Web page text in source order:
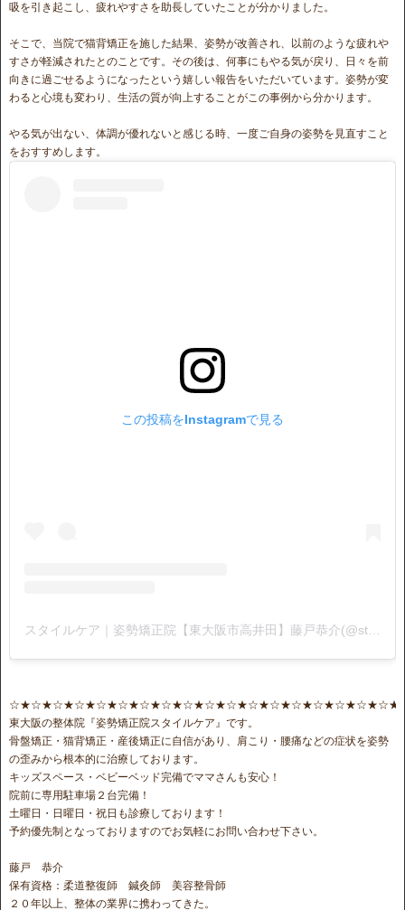
吸を引き起こし、疲れやすさを助長していたことが分かりました。
そこで、当院で猫背矯正を施した結果、姿勢が改善され、以前のような疲れや
すさが軽減されたとのことです。その後は、何事にもやる気が戻り、日々を前
向きに過ごせるようになったという嬉しい報告をいただいています。姿勢が変
わると心境も変わり、生活の質が向上することがこの事例から分かります。
やる気が出ない、体調が優れないと感じる時、一度ご自身の姿勢を見直すこと
をおすすめします。
この投稿をInstagramで見る
東大阪の整体院『姿勢矯正院スタイルケア』です。
骨盤矯正・猫背矯正・産後矯正に自信があり、肩こり・腰痛などの症状を姿勢
の歪みから根本的に治療しております。
キッズスペース・ベビーベッド完備でママさんも安心！
院前に専用駐車場２台完備！
土曜日・日曜日・祝日も診療しております！
予約優先制となっておりますのでお気軽にお問い合わせ下さい。
藤戸 恭介
保有資格：柔道整復師 鍼灸師 美容整骨師
２０年以上、整体の業界に携わってきた。